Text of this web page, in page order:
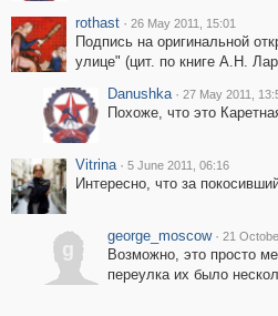
rothast · 26 May 2011, 15:01
Подпись на оригинальной
улице" (цит. по книге А.Н.
Danushka · 27 May 2011,
Похоже, что это
Vitrina · 5 June 2011, 06:16
Интересно, что за
g
george_moscow · 21
Возможно, это просто
переулка их было